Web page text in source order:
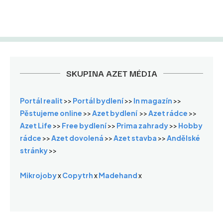
SKUPINA AZET MÉDIA
Portál realit >> Portál bydlení>> In magazín >>
Pěstujeme online >>Azet bydlení >>Azet rádce >>
Azet Life >> Free bydlení>> Prima zahrady>> Hobby
rádce >>Azet dovolená >>Azet stavba >>Andělské
stránky>>
MikrojobyxCopytrhxMadehandx